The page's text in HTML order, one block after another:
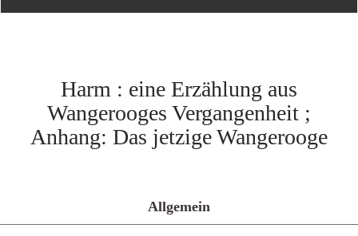
Harm : eine Erzählung aus
Wangerooges Vergangenheit ;
Anhang: Das jetzige Wangerooge
Allgemein